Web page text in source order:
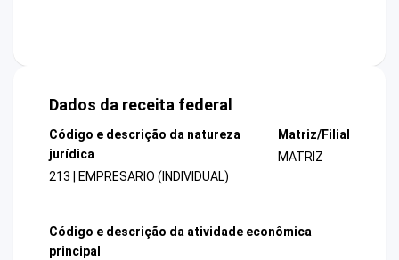
Dados da receita federal
Código e descrição da natureza
jurídica
213 | EMPRESARIO (INDIVIDUAL)
Matriz/Filial
MATRIZ
Código e descrição da atividade econômica
principal